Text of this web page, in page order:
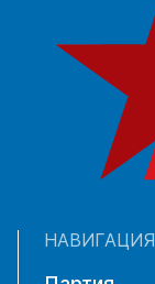
НАВИГАЦИЯ